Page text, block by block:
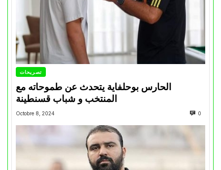
تصريحات
الحارس بوحلفاية يتحدث عن طموحاته مع
المنتخب و شباب قسنطينة
Octobre 8, 2024 0